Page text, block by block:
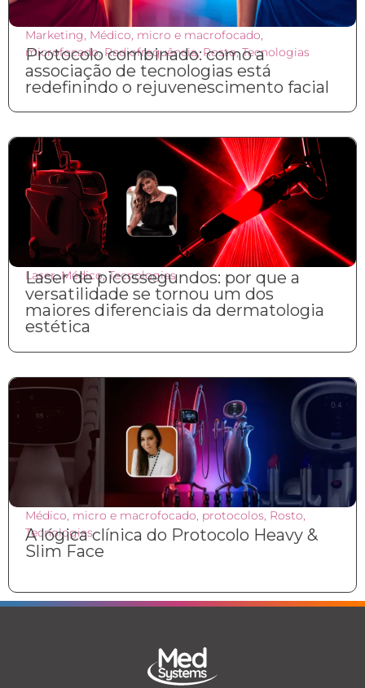
Marketing Médico micro e macrofocado
microfocado,Radiofrequência,Rosto,Tecnologias
Protocolo combinado: como a
associação de tecnologias está
redefinindo o rejuvenescimento facial
Laser,Médico,Tecnologias
Laser de picossegundos: por que a
versatilidade se tornou um dos
maiores diferenciais da dermatologia
estética
Médico, micro e macrofocado, protocolos, Rosto,
Tecnologias
A lógica clínica do Protocolo Heavy &
Slim Face